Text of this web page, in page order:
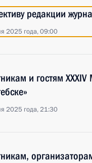
редакции
2025 года, 09:00
и гостям
2025 года, 21:30